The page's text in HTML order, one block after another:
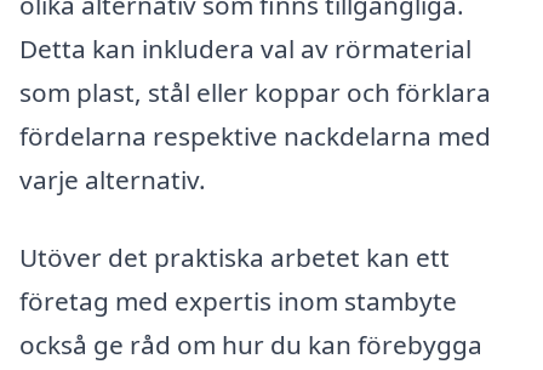
Detta kan inkludera val av rörmaterial
som plast, stål eller koppar och förklara
fördelarna respektive nackdelarna med
varje alternativ.
Utöver det praktiska arbetet kan ett
företag med expertis inom stambyte
också ge råd om hur du kan förebygga